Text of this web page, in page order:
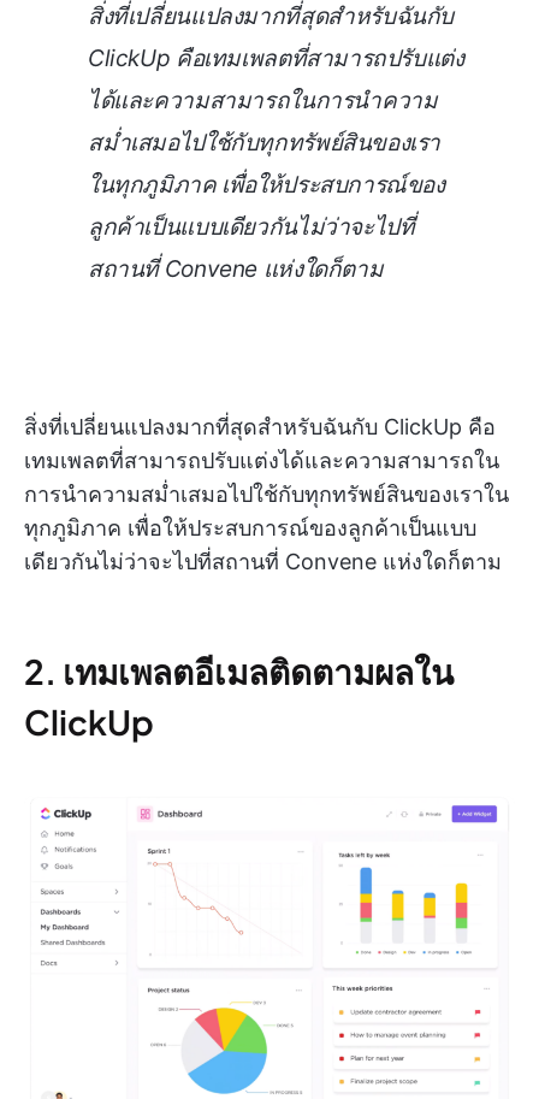
สิ่งที่เปลี่ยนแปลงมากที่สุดสำหรับฉันกับ
ClickUp คือเทมเพลตที่สามารถปรับแต่ง
ได้และความสามารถในการนำความ
สม่ำเสมอไปใช้กับทุกทรัพย์สินของเรา
ในทุกภูมิภาค เพื่อให้ประสบการณ์ของ
ลูกค้าเป็นแบบเดียวกันไม่ว่าจะไปที่
สถานที่ Convene แห่งใดก็ตาม
สิ่งที่เปลี่ยนแปลงมากที่สุดสำหรับฉันกับ ClickUp คือ
เทมเพลตที่สามารถปรับแต่งได้และความสามารถใน
การนำความสม่ำเสมอไปใช้กับทุกทรัพย์สินของเราใน
ทุกภูมิภาค เพื่อให้ประสบการณ์ของลูกค้าเป็นแบบ
เดียวกันไม่ว่าจะไปที่สถานที่ Convene แห่งใดก็ตาม
2. เทมเพลตอีเมลติดตามผลใน
ClickUp